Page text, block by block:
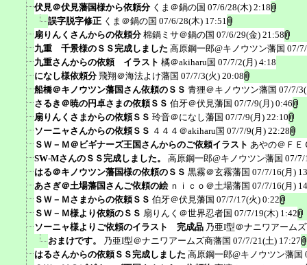
伏見＠伏見藩国様から依頼分 くま＠鍋の国 07/6/28(木) 2:18
誤字脱字修正 くま＠鍋の国 07/6/28(木) 17:51
扇りんくさんからの依頼分 棉鍋ミサ＠鍋の国 07/6/29(金) 21:58
九重 千景様のＳＳ完成しました 高原鋼一郎@キノウツン藩国 07/
九重さんからの依頼 イラスト 橘＠akiharu国 07/7/2(月) 4:18
になし様依頼分 飛翔＠海法よけ藩国 07/7/3(火) 20:08
船橋＠キノウツン藩国さん依頼のＳＳ 青狸＠キノウツン藩国 07/7/
さるき＠暁の円卓さまの依頼ＳＳ 伯牙＠伏見藩国 07/7/9(月) 0:46
扇りんくさまからの依頼ＳＳ 玲音＠になし藩国 07/7/9(月) 22:10
ソーニャさんからの依頼ＳＳ ４４４＠akiharu国 07/7/9(月) 22:28
ＳＷ－Ｍ＠ビギナーズ王国さんからのご依頼イラスト あやの＠ＦＥ
SW-MさんのＳＳ完成しました。
高原鋼一郎@キノウツン藩国 07/7/
はる＠キノウツン藩国様の依頼のＳＳ 黒霧＠玄霧藩国 07/7/16(月)
あさぎ＠土場藩国さんご依頼の絵 ｎｉｃｏ＠土場藩国 07/7/16(月)
ＳＷ－Ｍさまからの依頼ＳＳ 伯牙＠伏見藩国 07/7/17(火) 0:22
ＳＷ－Ｍ様より依頼のＳＳ 扇りんく＠世界忍者国 07/7/19(木) 1:42
ソーニャ様よりご依頼のイラスト 完成品 乃亜I型＠ナニワアーム
おまけです。
乃亜I型＠ナニワアームズ商藩国 07/7/21(土) 17:27
はるさんからの依頼ＳＳ完成しました 高原鋼一郎@キノウツン藩国